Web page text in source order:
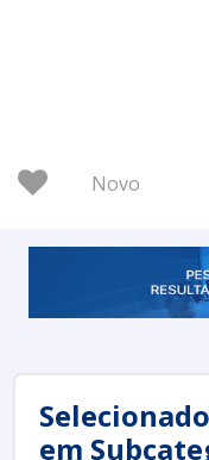
Novo
em